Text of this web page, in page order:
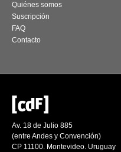
Quiénes somos
Suscripción
FAQ
Contacto
Av. 18 de Julio 885
(entre Andes y Convención)
CP 11100. Montevideo. Uruguay